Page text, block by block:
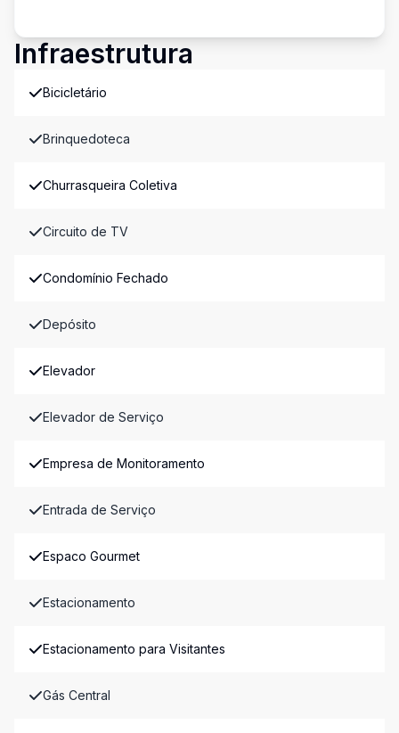
Infraestrutura
Bicicletário
Brinquedoteca
Churrasqueira Coletiva
Circuito de TV
Condomínio Fechado
Depósito
Elevador
Elevador de Serviço
Empresa de Monitoramento
Entrada de Serviço
Espaco Gourmet
Estacionamento
Estacionamento para Visitantes
Gás Central